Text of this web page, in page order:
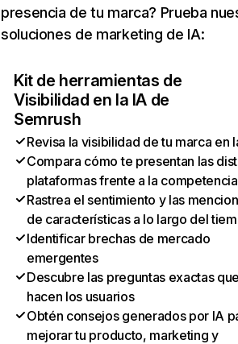
presencia de tu marca? Prueba
soluciones de marketing de IA:
Kit de herramientas de
Visibilidad en la IA de
Semrush
Revisa la visibilidad de tu marca en
Compara cómo te presentan las
plataformas frente a la competencia
Rastrea el sentimiento y las
de características a lo largo del
Identificar brechas de mercado
emergentes
Descubre las preguntas exactas
hacen los usuarios
Obtén consejos generados por IA
mejorar tu producto, marketing y